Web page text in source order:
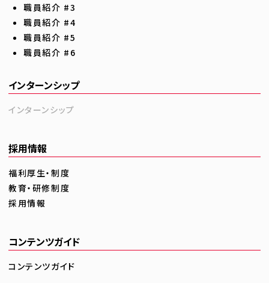
職員紹介 #3
職員紹介 #4
職員紹介 #5
職員紹介 #6
インターンシップ
インターンシップ
採用情報
福利厚生・制度
教育・研修制度
採用情報
コンテンツガイド
コンテンツガイド